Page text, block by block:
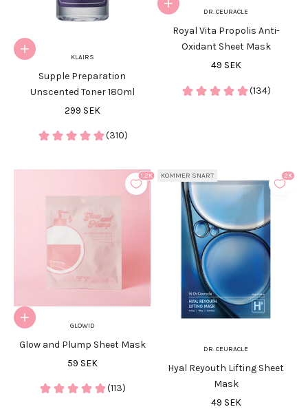
Lägg i varukorgen
KLAIRS
Supple Preparation
Unscented Toner 180ml
REA-pris
299 SEK
(310)
Lägg i varukorgen
DR. CEURACLE
Royal Vita Propolis Anti-
Oxidant Sheet Mask
REA-pris
49 SEK
(134)
1.2K
Lägg i varukorgen
GLOWID
Glow and Plump Sheet Mask
REA-pris
59 SEK
(113)
2K
KOMMER SNART
DR. CEURACLE
Hyal Reyouth Lifting Sheet
Mask
REA-pris
49 SEK